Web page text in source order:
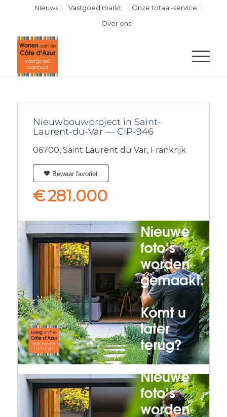
Nieuws Vastgoed markt
Onze totaal-service
Over ons
Nieuwbouwproject in Saint-
Laurent-du-Var — CIP-946
06700, Saint Laurent du Var, Frankrijk
Bewaar favoriet
€281.000